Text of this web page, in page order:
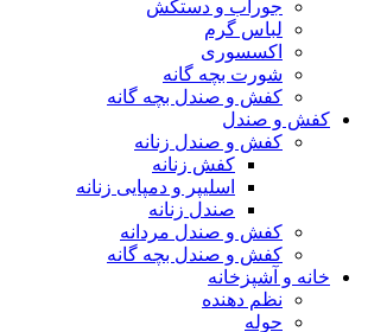
جوراب و دستکش
لباس گرم
اکسسوری
شورت بچه گانه
کفش و صندل بچه گانه
کفش و صندل
کفش و صندل زنانه
کفش زنانه
اسلیپر و دمپایی زنانه
صندل زنانه
کفش و صندل مردانه
کفش و صندل بچه گانه
خانه و آشپزخانه
نظم دهنده
حوله